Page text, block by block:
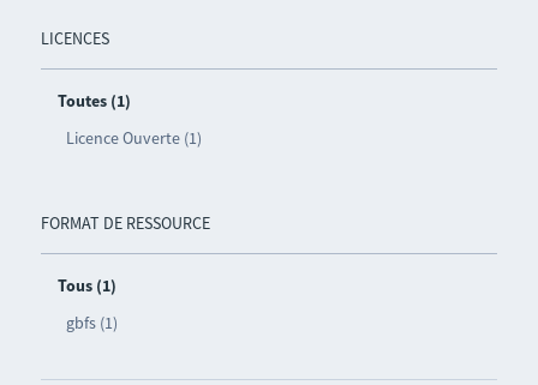
LICENCES
Toutes (1)
Licence Ouverte (1)
FORMAT DE RESSOURCE
Tous (1)
gbfs (1)